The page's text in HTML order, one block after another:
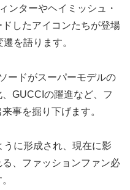
ンターやヘイミッシュ・
したアイコンたちが登場
を語ります。
ードがスーパーモデルの
GUCCIの躍進など、フ
事を掘り下げます。
に形成され、現在に影
、ファッションファン必